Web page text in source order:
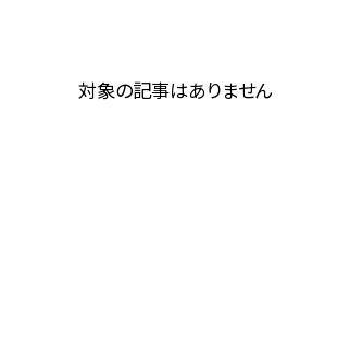
対象の記事はありません